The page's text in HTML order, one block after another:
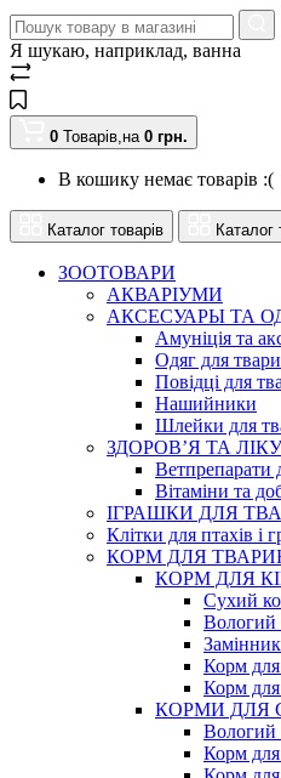
Я шукаю, наприклад, ванна
0 Товарів,на 0 грн.
В кошику немає товарів :(
Каталог товарів Каталог
ЗООТОВАРИ
АКВАРІУМИ
АКСЕСУАРЫ ТА
Амуніція та
Одяг для
Повідці для
Нашийники
Шлейки для
ЗДОРОВ’Я ТА
Ветпрепарати
Вітаміни та
ІГРАШКИ ДЛЯ
Клітки для птахів і
КОРМ ДЛЯ
КОРМ ДЛЯ
Сухий
Вологий
Корм
Корм
КОРМИ ДЛЯ
Вологий
Корм для